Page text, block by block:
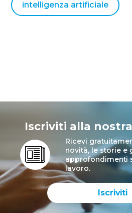
intelligenza artificiale
Iscriviti alla
Ricevi
novità, le storie e
approfondimenti
lavoro.
Iscriviti